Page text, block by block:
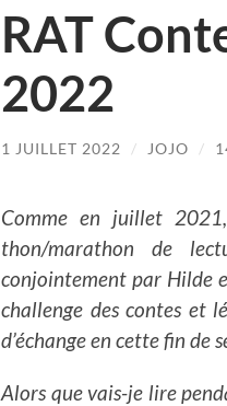
RAT
2022
1 JUILLET 2022 / JOJO /
Comme en juillet
thon/marathon de
conjointement par Hilde
challenge des contes et
d’échange en cette fin de
Alors que vais-je lire